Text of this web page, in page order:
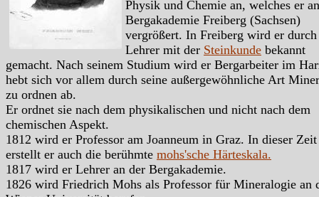
Physik und Chemie an, welches er
Bergakademie Freiberg (Sachsen)
vergrößert. In Freiberg wird er durch
Lehrer mit der Steinkunde bekannt
gemacht. Nach seinem Studium wird er Bergarbeiter im
hebt sich vor allem durch seine außergewöhnliche Art
zu ordnen ab.
Er ordnet sie nach dem physikalischen und nicht nach dem
chemischen Aspekt.
1812 wird er Professor am Joanneum in Graz. In dieser Zeit
erstellt er auch die berühmte mohs'sche Härteskala.
1817 wird er Lehrer an der Bergakademie.
1826 wird Friedrich Mohs als Professor für Mineralogie an